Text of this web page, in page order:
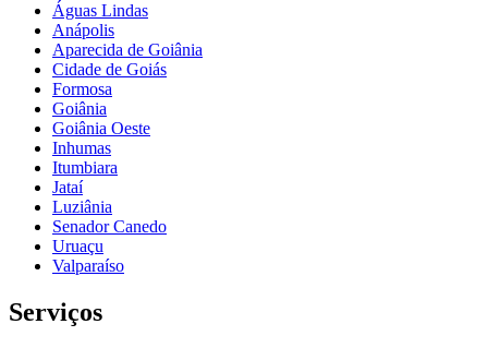
Águas Lindas
Anápolis
Aparecida de Goiânia
Cidade de Goiás
Formosa
Goiânia
Goiânia Oeste
Inhumas
Itumbiara
Jataí
Luziânia
Senador Canedo
Uruaçu
Valparaíso
Serviços